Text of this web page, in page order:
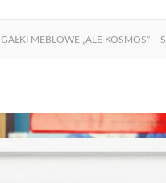
GAŁKI MEBLOWE „ALE KOSMOS” –